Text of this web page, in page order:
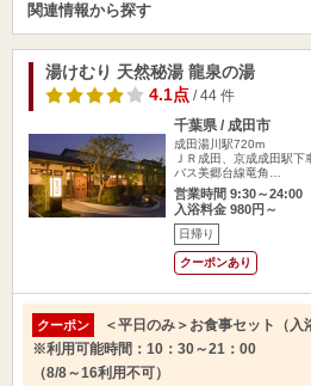
関連情報から探す
湯けむり 天然秘湯 龍泉の湯
4.1点 / 44 件
千葉県 / 成田市
成田湯川駅720m
ＪＲ成田、京成成田駅
バス美郷台線竜角…
営業時間 9:30～24:00
入浴料金 980円～
日帰り
クーポンあり
クーポン
＜平日のみ＞お食事セット（
※利用可能時間：10：30～21：00
（8/8～16利用不可）